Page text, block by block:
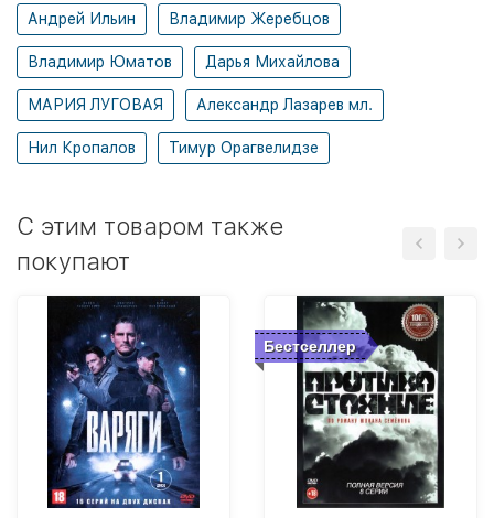
Андрей Ильин Владимир Жеребцов
Владимир Юматов Дарья Михайлова
МАРИЯ ЛУГОВАЯ Александр Лазарев мл.
Нил Кропалов Тимур Орагвелидзе
C этим товаром также
покупают
Бестселлер